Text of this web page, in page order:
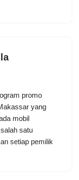
promo
yang
mobil
satu
setiap pemilik